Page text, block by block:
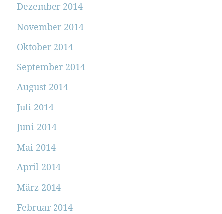
Dezember 2014
November 2014
Oktober 2014
September 2014
August 2014
Juli 2014
Juni 2014
Mai 2014
April 2014
März 2014
Februar 2014